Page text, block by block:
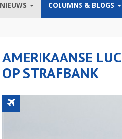
NIEUWS COLUMNS & BLOGS
AMERIKAANSE
OP STRAFBANK